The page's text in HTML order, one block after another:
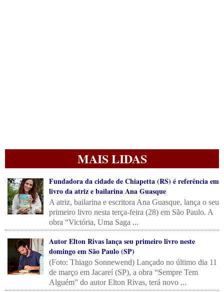
MAIS LIDAS
Fundadora da cidade de Chiapetta (RS) é referência em
livro da atriz e bailarina Ana Guasque
A atriz, bailarina e escritora Ana Guasque, lança o seu
primeiro livro nesta terça-feira (28) em São Paulo. A
obra “Victória, Uma Saga ...
Autor Elton Rivas lança seu primeiro livro neste
domingo em São Paulo (SP)
(Foto: Thiago Sonnewend) Lançado no último dia 11
de março em Jacareí (SP), a obra “Sempre Tem
Alguém” do autor Elton Rivas, terá novo ...